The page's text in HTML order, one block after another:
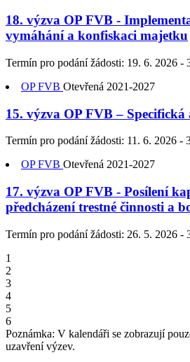
18. výzva OP FVB -
vymáhání a konfiskaci majetku
Termín pro podání žádosti: 19. 6. 2026 -
OP FVB Otevřená 2021-2027
15. výzva OP FVB – Specifická
Termín pro podání žádosti: 11. 6. 2026 -
OP FVB Otevřená 2021-2027
17. výzva OP FVB - Posílení
předcházení trestné činnosti a
Termín pro podání žádosti: 26. 5. 2026 -
1
2
3
4
5
6
Poznámka: V kalendáři se zobrazují
uzavření výzev.